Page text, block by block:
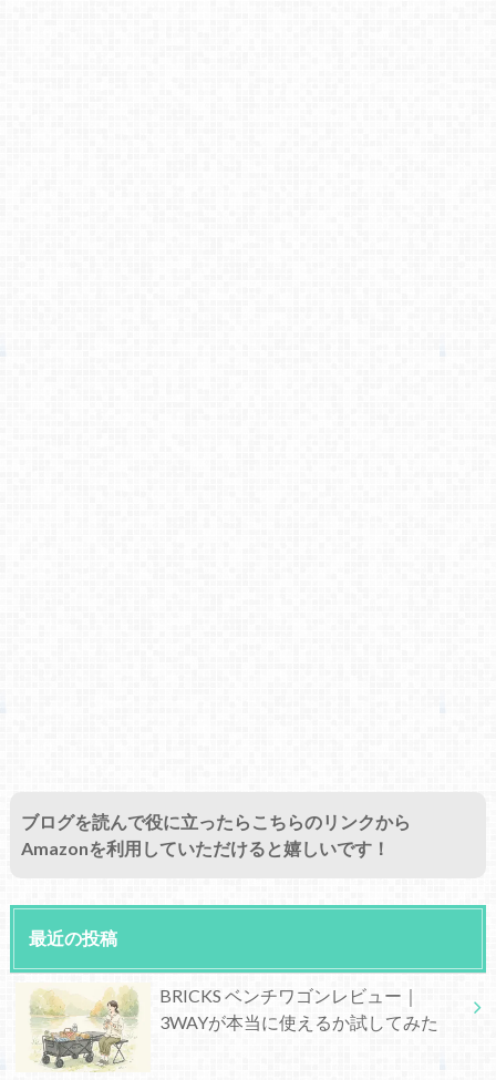
ブログを読んで役に立ったらこちらのリンクから
Amazonを利用していただけると嬉しいです！
最近の投稿
BRICKS ベンチワゴンレビュー｜
3WAYが本当に使えるか試してみた